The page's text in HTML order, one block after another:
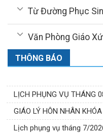
Từ Đường Phục
Văn Phòng Giáo Xứ
THÔNG BÁO
LỊCH PHỤNG VỤ THÁNG
GIÁO LÝ HÔN NHÂN
Lịch phụng vụ tháng 7/